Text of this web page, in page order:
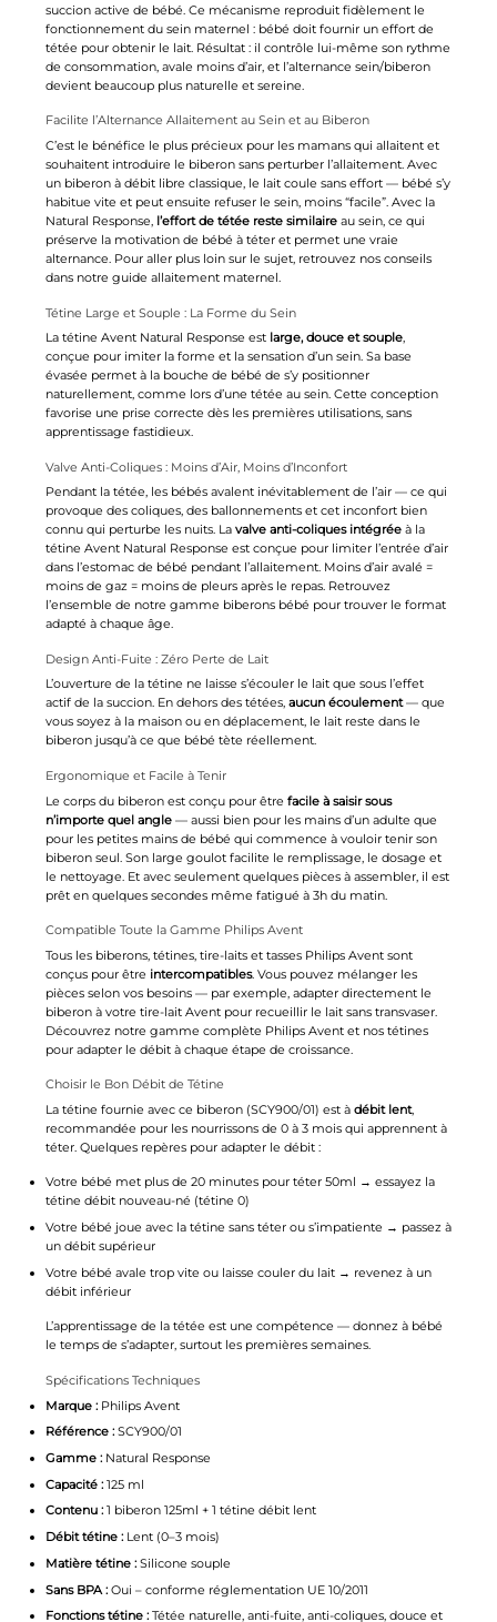
succion active de bébé. Ce mécanisme reproduit fidèlement le
fonctionnement du sein maternel : bébé doit fournir un effort de
tétée pour obtenir le lait. Résultat : il contrôle lui-même son rythme
de consommation, avale moins d’air, et l’alternance sein/biberon
devient beaucoup plus naturelle et sereine.
Facilite l’Alternance Allaitement au Sein et au Biberon
C’est le bénéfice le plus précieux pour les mamans qui allaitent et
souhaitent introduire le biberon sans perturber l’allaitement. Avec
un biberon à débit libre classique, le lait coule sans effort — bébé s’y
habitue vite et peut ensuite refuser le sein, moins “facile”. Avec la
Natural Response, l’effort de tétée reste similaireau sein, ce qui
préserve la motivation de bébé à téter et permet une vraie
alternance. Pour aller plus loin sur le sujet, retrouvez nos conseils
dans notre guide allaitement maternel.
Tétine Large et Souple : La Forme du Sein
La tétine Avent Natural Response est large, douce et souple,
conçue pour imiter la forme et la sensation d’un sein. Sa base
évasée permet à la bouche de bébé de s’y positionner
naturellement, comme lors d’une tétée au sein. Cette conception
favorise une prise correcte dès les premières utilisations, sans
apprentissage fastidieux.
Valve Anti-Coliques : Moins d’Air, Moins d’Inconfort
Pendant la tétée, les bébés avalent inévitablement de l’air — ce qui
provoque des coliques, des ballonnements et cet inconfort bien
connu qui perturbe les nuits. La valve anti-coliques intégréeà la
tétine Avent Natural Response est conçue pour limiter l’entrée d’air
dans l’estomac de bébé pendant l’allaitement. Moins d’air avalé =
moins de gaz = moins de pleurs après le repas. Retrouvez
l’ensemble de notre gamme biberons bébé pour trouver le format
adapté à chaque âge.
Design Anti-Fuite : Zéro Perte de Lait
L’ouverture de la tétine ne laisse s’écouler le lait que sous l’effet
actif de la succion. En dehors des tétées, aucun écoulement— que
vous soyez à la maison ou en déplacement, le lait reste dans le
biberon jusqu’à ce que bébé tète réellement.
Ergonomique et Facile à Tenir
Le corps du biberon est conçu pour être facile à saisir sous
n’importe quel angle— aussi bien pour les mains d’un adulte que
pour les petites mains de bébé qui commence à vouloir tenir son
biberon seul. Son large goulot facilite le remplissage, le dosage et
le nettoyage. Et avec seulement quelques pièces à assembler, il est
prêt en quelques secondes même fatigué à 3h du matin.
Compatible Toute la Gamme Philips Avent
Tous les biberons, tétines, tire-laits et tasses Philips Avent sont
conçus pour être intercompatibles. Vous pouvez mélanger les
pièces selon vos besoins — par exemple, adapter directement le
biberon à votre tire-lait Avent pour recueillir le lait sans transvaser.
Découvrez notre gamme complète Philips Aventet nos tétines
pour adapter le débit à chaque étape de croissance.
Choisir le Bon Débit de Tétine
La tétine fournie avec ce biberon (SCY900/01) est à débit lent,
recommandée pour les nourrissons de 0 à 3 mois qui apprennent à
téter. Quelques repères pour adapter le débit :
Votre bébé met plus de 20 minutes pour téter 50ml → essayez la
tétine débit nouveau-né (tétine 0)
Votre bébé joue avec la tétine sans téter ou s’impatiente → passez à
un débit supérieur
Votre bébé avale trop vite ou laisse couler du lait → revenez à un
débit inférieur
L’apprentissage de la tétée est une compétence — donnez à bébé
le temps de s’adapter, surtout les premières semaines.
Spécifications Techniques
Marque : Philips Avent
Référence :SCY900/01
Gamme :Natural Response
Capacité :125 ml
Contenu :1 biberon 125ml + 1 tétine débit lent
Débit tétine :Lent (0–3 mois)
Matière tétine :Silicone souple
Sans BPA :Oui – conforme réglementation UE 10/2011
Fonctions tétine :Tétée naturelle, anti-fuite, anti-coliques, douce et